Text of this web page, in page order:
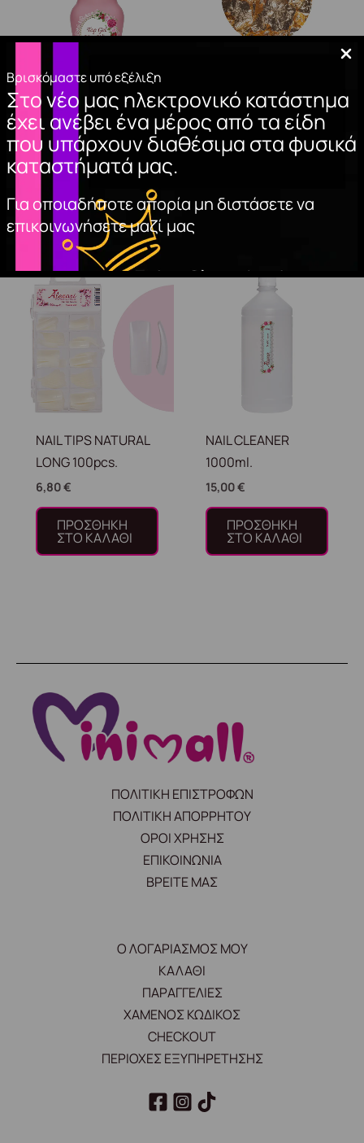
Βρισκόμαστε υπό εξέλιξη
Στο νέο μας ηλεκτρονικό κατάστημα
έχει ανέβει ένα μέρος από τα είδη
που υπάρχουν διαθέσιμα στα φυσικά
καταστήματά μας.
Για οποιαδήποτε απορία μη διστάσετε να
επικοινωνήσετε μαζί μας
TOP COAT NON
WIPE (HEMA FREE)
11,00€
ΠΡΟΣΘΉΚΗ
ΣΤΟ ΚΑΛΆΘΙ
ΦΥΛΛΑ ΧΡΥΣΟΥ
2,90€
ΠΡΟΣΘΉΚΗ
NAIL TIPS NATURAL
LONG 100pcs.
6,80€
ΠΡΟΣΘΉΚΗ
ΣΤΟ ΚΑΛΆΘΙ
NAIL CLEANER
1000ml.
15,00€
ΠΡΟΣΘΉΚΗ
ΣΤΟ ΚΑΛΆΘΙ
ΠΟΛΙΤΙΚΗ ΕΠΙΣΤΡΟΦΩΝ
ΠΟΛΙΤΙΚΗ ΑΠΟΡΡΗΤΟΥ
ΟΡΟΙ ΧΡΗΣΗΣ
ΕΠΙΚΟΙΝΩΝΙΑ
ΒΡΕΙΤΕ ΜΑΣ
Ο ΛΟΓΑΡΙΑΣΜΟΣ ΜΟΥ
ΚΑΛΑΘΙ
ΠΑΡΑΓΓΕΛΙΕΣ
ΧΑΜΕΝΟΣ ΚΩΔΙΚΟΣ
CHECKOUT
ΠΕΡΙΟΧΕΣ ΕΞΥΠΗΡΕΤΗΣΗΣ